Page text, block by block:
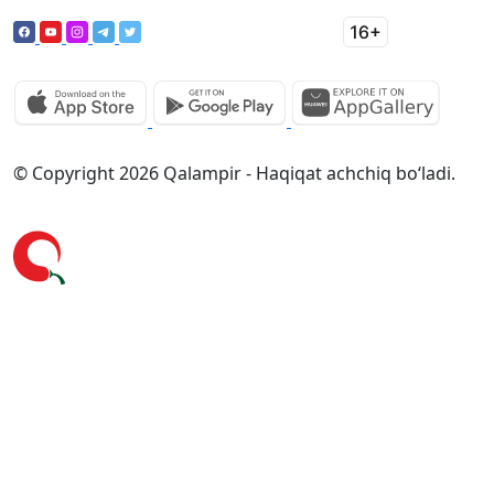
© Copyright 2026 Qalampir - Haqiqat achchiq bo‘ladi.